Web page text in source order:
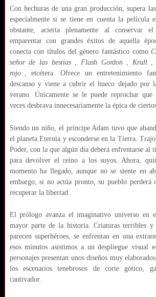
Con hechuras de una gran producción, supera
especialmente si se tiene en cuenta la película
obstante, acierta plenamente al conservar
emparentar con grandes éxitos de aquella
conecta con títulos del género fantástico como
señor de las bestias ,Flash Gordon , Krull ,
rojo , etcétera. Ofrece un entretenimiento
descanso y viene a cubrir el hueco dejado por
verano. Únicamente se le puede reprochar
veces desbrava innecesariamente la épica de
Siendo un niño, el príncipe Adam tuvo que
el planeta Eternia y esconderse en la Tierra.
Poder, con la que algún día deberá enfrentarse al
para devolver el reino a los suyos. Ahora,
momento ha llegado, aunque no se siente en
embargo, si no actúa pronto, su pueblo perderá
recuperar la libertad.
El prólogo avanza el imaginativo universo en
mayor parte de la historia. Criaturas terribles y
parecen superhéroes, se enfrentan en una
esos minutos asistimos a un despliegue visual
personajes presentan unos diseños muy
los escenarios tenebrosos de corte gótico,
cautivador.